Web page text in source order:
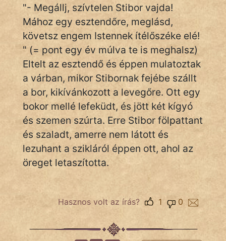
FILM
ÉLETMÓD
MAGYARSÁG
És
TÖRTÉNELEM
Népszerű szerzőink:
cinege
fantom
Jób Gedeon
"- Megállj, szívtelen Stibor vajda!
Mához egy esztendőre, meglásd,
követsz engem Istennek ítélőszéke elé!
" (= pont egy év múlva te is meghalsz)
Eltelt az esztendő és éppen mulatoztak
a várban, mikor Stibornak fejébe szállt
a bor, kikívánkozott a levegőre. Ott egy
bokor mellé lefeküdt, és jött két kígyó
és szemen szúrta. Erre Stibor fölpattant
és szaladt, amerre nem látott és
lezuhant a szikláról éppen ott, ahol az
öreget letaszította.
Hasznos volt az írás? 0
1